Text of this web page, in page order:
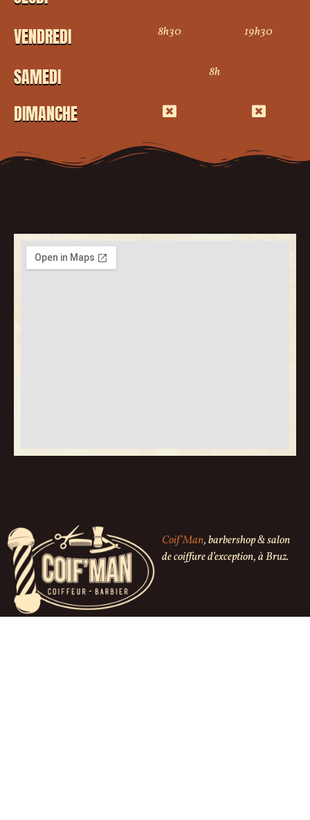
VENDREDI 8h30 19h30
SAMEDI 8h
DIMANCHE
Coif’Man, barbershop & salon
de coiffure d’exception, à Bruz.